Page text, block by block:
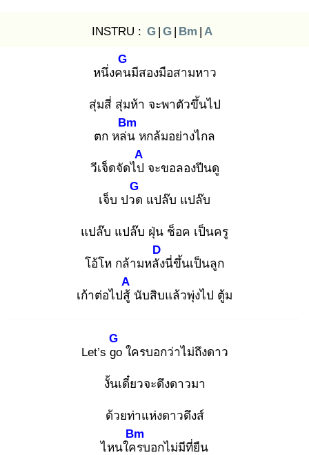
INSTRU : G | G | Bm | A
หนึ่งคน
G
มีสองมือสามหาว
สุ่มสี่ สุ่มห้า จะพาตัวขึ้นไป
ตก หล่น
Bm
หกล้มอย่างไกล
วีเจ็ดจัดไป
A
จะขอลองปีนดู
เจ็บ ปวด
G
แปล๊บ แปล๊บ
แปล๊บ แปล๊บ ฝุ่น ช็อค เป็นครู
โอ้โห กล้ามหลัง
D
นี่ขึ้นเป็นลูก
เก้าต่อไปสู้
A
นับสิบแล้วพุ่งไป ตู้ม
Let’s go
G
ใครบอกว่าไม่ถึงดาว
งั้นเดี๋ยวจะดึงดาวมา
ด้วยท่าแห่งดาวดึงส์
ไหนใคร
Bm
บอกไม่มีที่ยืน